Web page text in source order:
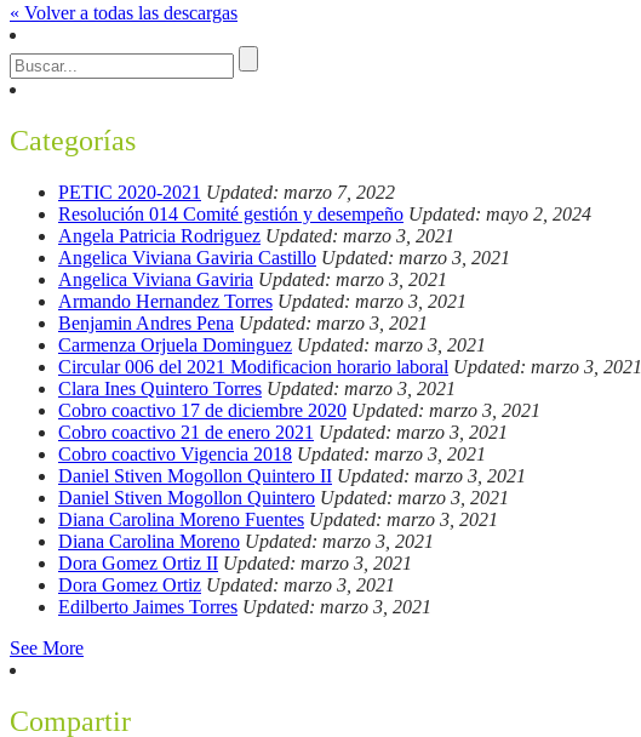
« Volver a todas las descargas
Categorías
PETIC 2020-2021 Updated: marzo 7, 2022
Resolución 014 Comité gestión y desempeño Updated: mayo 2, 2024
Angela Patricia Rodriguez Updated: marzo 3, 2021
Angelica Viviana Gaviria Castillo Updated: marzo 3, 2021
Angelica Viviana Gaviria Updated: marzo 3, 2021
Armando Hernandez Torres Updated: marzo 3, 2021
Benjamin Andres Pena Updated: marzo 3, 2021
Carmenza Orjuela Dominguez Updated: marzo 3, 2021
Circular 006 del 2021 Modificacion horario laboral Updated: marzo 3, 2021
Clara Ines Quintero Torres Updated: marzo 3, 2021
Cobro coactivo 17 de diciembre 2020 Updated: marzo 3, 2021
Cobro coactivo 21 de enero 2021 Updated: marzo 3, 2021
Cobro coactivo Vigencia 2018 Updated: marzo 3, 2021
Daniel Stiven Mogollon Quintero II Updated: marzo 3, 2021
Daniel Stiven Mogollon Quintero Updated: marzo 3, 2021
Diana Carolina Moreno Fuentes Updated: marzo 3, 2021
Diana Carolina Moreno Updated: marzo 3, 2021
Dora Gomez Ortiz II Updated: marzo 3, 2021
Dora Gomez Ortiz Updated: marzo 3, 2021
Edilberto Jaimes Torres Updated: marzo 3, 2021
See More
Compartir